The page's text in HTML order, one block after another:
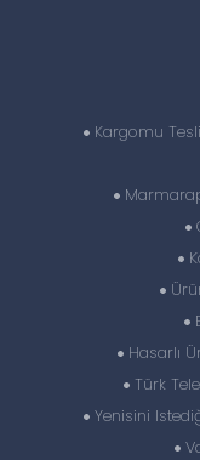
Kargomu
Hasarlı
Türk
Yenisini